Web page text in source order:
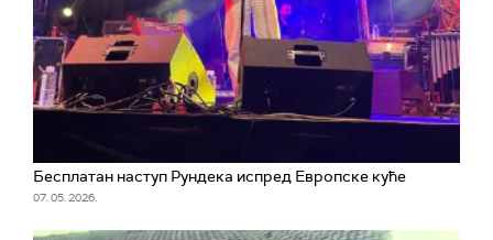
Бесплатан наступ Рундека испред Европске куће
07. 05. 2026.